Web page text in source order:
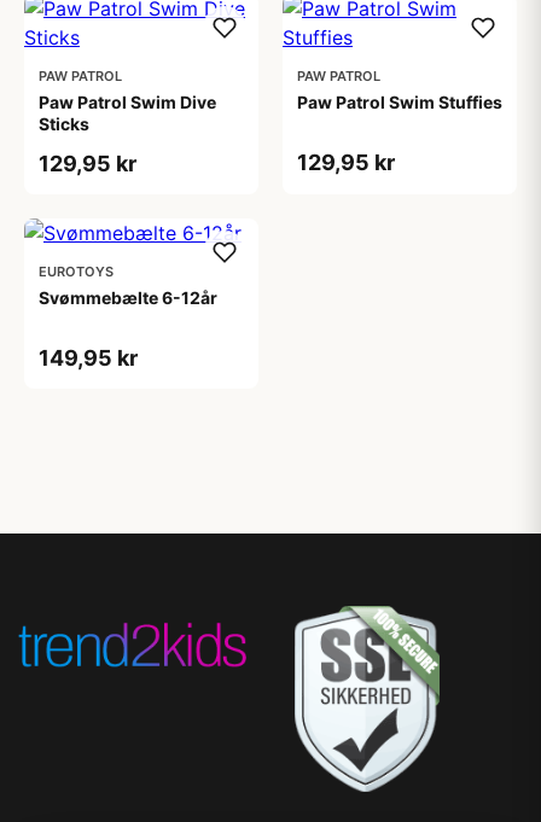
PAW PATROL
Paw Patrol Swim Dive
Sticks
129,95 kr
PAW PATROL
Paw Patrol Swim Stuffies
129,95 kr
EUROTOYS
Svømmebælte 6-12år
149,95 kr